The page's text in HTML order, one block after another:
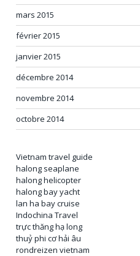
mars 2015
février 2015
janvier 2015
décembre 2014
novembre 2014
octobre 2014
Vietnam travel guide
halong seaplane
halong helicopter
halong bay yacht
lan ha bay cruise
Indochina Travel
trực thăng hạ long
thuỷ phi cơ hải âu
rondreizen vietnam